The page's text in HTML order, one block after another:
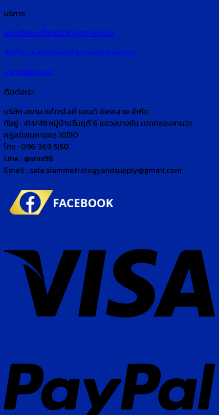
บริการ
สอบเทียบเครื่องมือวัดอุตสาหกรรม
จัดทำระบบคุณภาพในโรงงานอุตสาหกรรม
บริการฝึกอบรม
ติดต่อเรา
บริษัท สยาม เมโทรโลยี แอนด์ ซัพพลาย จำกัด
ที่อยู่ : 414/49 หมู่บ้านรื่นฤดี 6 แขวงบางชัน เขตคลองสามวา
กรุงเทพมหานคร 10510
โทร : 096 369 5150
Line : @sms98
Email : sale.siammetrologyandsupply@gmail.com